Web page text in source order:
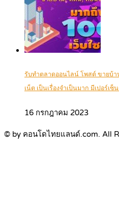
รับทำตลาดออนไลน์ โพสต์ ขายบ้
เน็ต เป็นเรื่องจำเป็นมาก มีเปอร์เซ็
16 กรกฎาคม 2023
© by คอนโดไทยแลนด์.com. All